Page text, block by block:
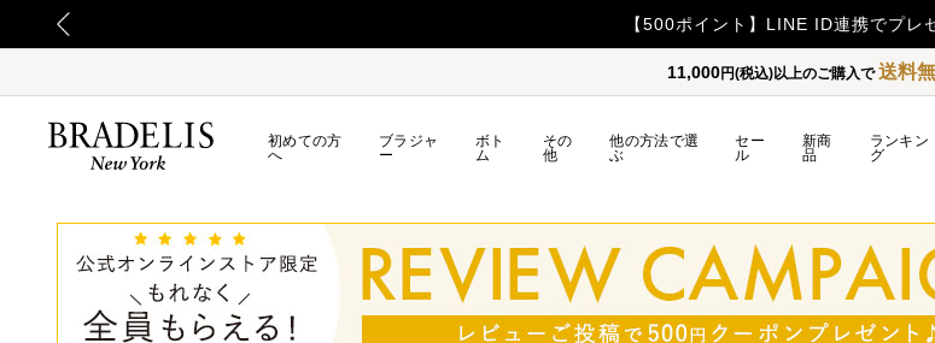
【500ポイント】LINE ID連携でプレ
11,000円(税込)以上のご購入で送料
初めての方
へ
ブラジャ
ー
ボト
ム
その
他
他の方法で選
ぶ
セー
ル
新商
品
ランキン
グ